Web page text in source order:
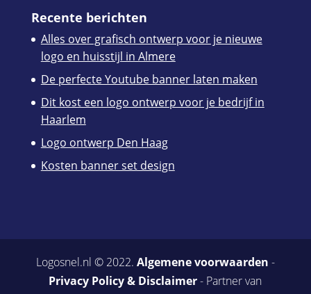
Recente berichten
Alles over grafisch ontwerp voor je nieuwe
logo en huisstijl in Almere
De perfecte Youtube banner laten maken
Dit kost een logo ontwerp voor je bedrijf in
Haarlem
Logo ontwerp Den Haag
Kosten banner set design
Logosnel.nl © 2022. Algemene voorwaarden -
Privacy Policy & Disclaimer- Partner van